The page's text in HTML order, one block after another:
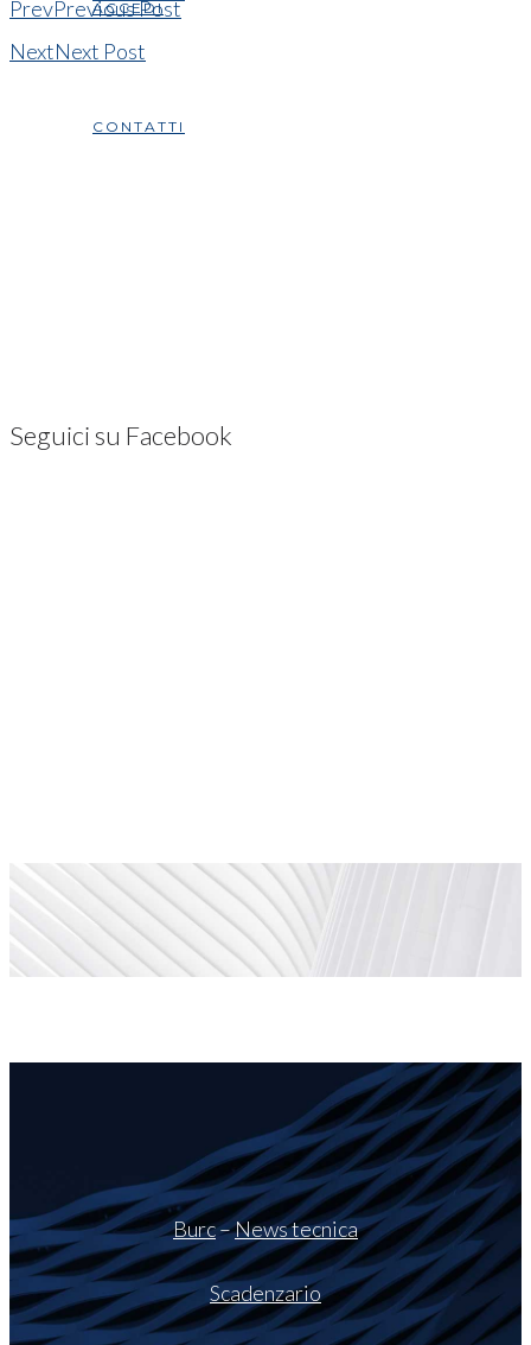
ACCEDI
CONTATTI
PrevPrevious Post
NextNext Post
Seguici su Facebook
Burc–News tecnica
Scadenzario